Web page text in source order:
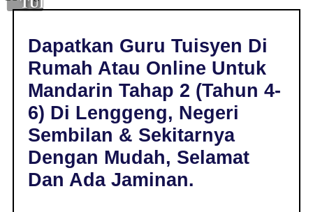
TUISYEN
LENGGENG,
NEGERI
SEMBILAN
TAHAP
(TAHUN
4-
6)
Dapatkan Guru Tuisyen Di
Rumah Atau Online Untuk
Mandarin Tahap 2 (Tahun 4-
6) Di Lenggeng, Negeri
Sembilan & Sekitarnya
Dengan Mudah, Selamat
Dan Ada Jaminan.